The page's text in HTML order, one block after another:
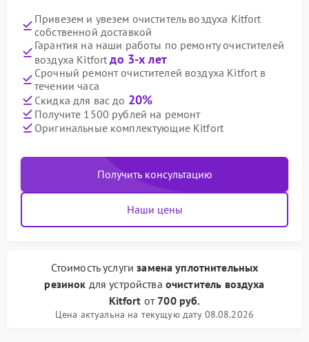
Привезем и увезем очиститель воздуха Kitfort
собственной доставкой
Гарантия на наши работы по ремонту очистителей
воздуха Kitfortдо 3-х лет
Срочный ремонт очистителей воздуха Kitfort в
течении часа
Скидка для вас до 20%
Получите 1500 рублей на ремонт
Оригинальные комплектующие Kitfort
Получить консультацию
Наши цены
Стоимость услугизамена уплотнительных
резинок для устройства очиститель воздуха
Kitfort от 700 руб.
Цена актуальна на текущую дату 08.08.2026